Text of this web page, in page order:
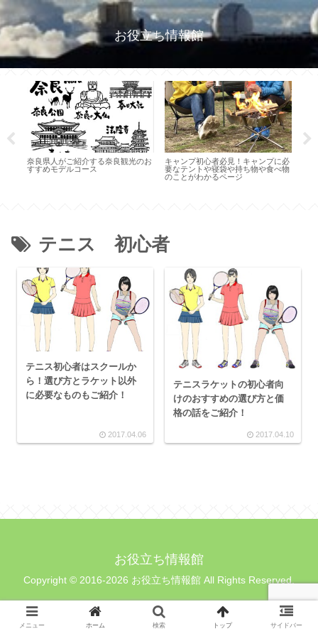
お役立ち情報館
奈良県人がご紹介する奈良観光のお
すすめモデルコース
キャンプ初心者必見！キャンプに必
要なテントや寝袋や持ち物や食べ物
のことがわかるページ
テニス 初心者
テニス初心者はスクールか
ら！選び方とラケット以外
に必要なものもご紹介！
2017.04.06
テニスラケットの初心者向
けのおすすめの選び方と価
格の話をご紹介！
2017.04.10
お役立ち情報館
Copyright © 2016-2026 お役立ち情報館 All Rights Reserved.
メニュー ホーム 検索 トップ サイドバー